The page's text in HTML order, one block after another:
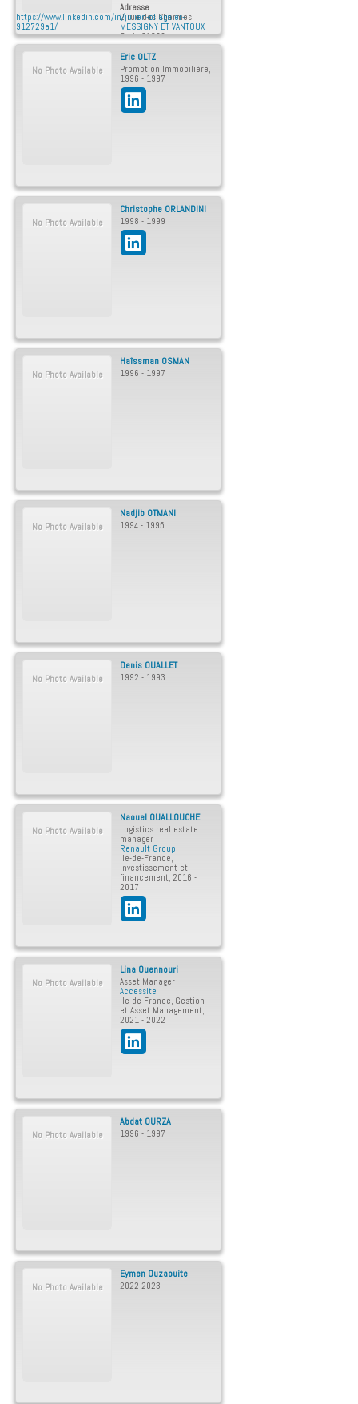
Adresse
2 rue des Charmes
MESSIGNY ET VANTOUX
Paris 21380
France
Courriel personnel:
julien.ollagnier@gmail.
com
https://www.linkedin.com/in/julien-ollagnier-
912729a1/
No Photo Available
Eric OLTZ
Promotion Immobilière,
1996 - 1997
No Photo Available
Christophe ORLANDINI
1998 - 1999
No Photo Available
Haîssman OSMAN
1996 - 1997
No Photo Available
Nadjib OTMANI
1994 - 1995
No Photo Available
Denis OUALLET
1992 - 1993
No Photo Available
Naouel OUALLOUCHE
Logistics real estate
manager
Renault Group
Ile-de-France,
Investissement et
financement, 2016 -
2017
No Photo Available
Lina Ouennouri
Asset Manager
Accessite
Ile-de-France, Gestion
et Asset Management,
2021 - 2022
No Photo Available
Abdat OURZA
1996 - 1997
No Photo Available
Eymen Ouzaouite
2022-2023